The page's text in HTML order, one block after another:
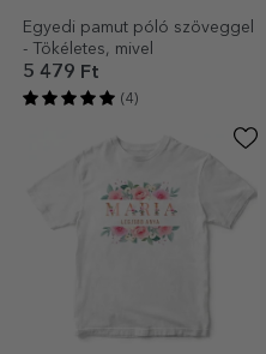
Egyedi pamut póló szöveggel
- Tökéletes, mivel
5 479 Ft
(4)